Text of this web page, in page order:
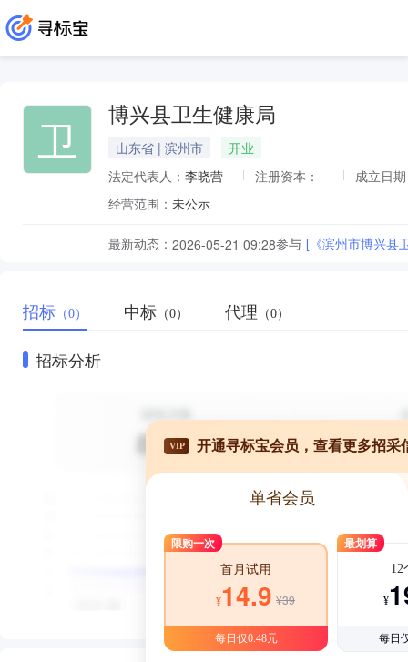
卫 博兴县卫生健康局
山东省 | 滨州市
开业
法定代表人： 李晓营 注册资本： -
成立日
经营范围： 未公示
最新动态： 2026-05-21 09:28参与 [《滨州市博兴县
招标 （0） 中标 （0） 代理 （0）
招标分析
VIP 开通寻标宝会员，查看更多招采
单省会员
限购一次
首月试用
¥14.9 ¥39
每日仅0.48元
最划算
12
¥
每日